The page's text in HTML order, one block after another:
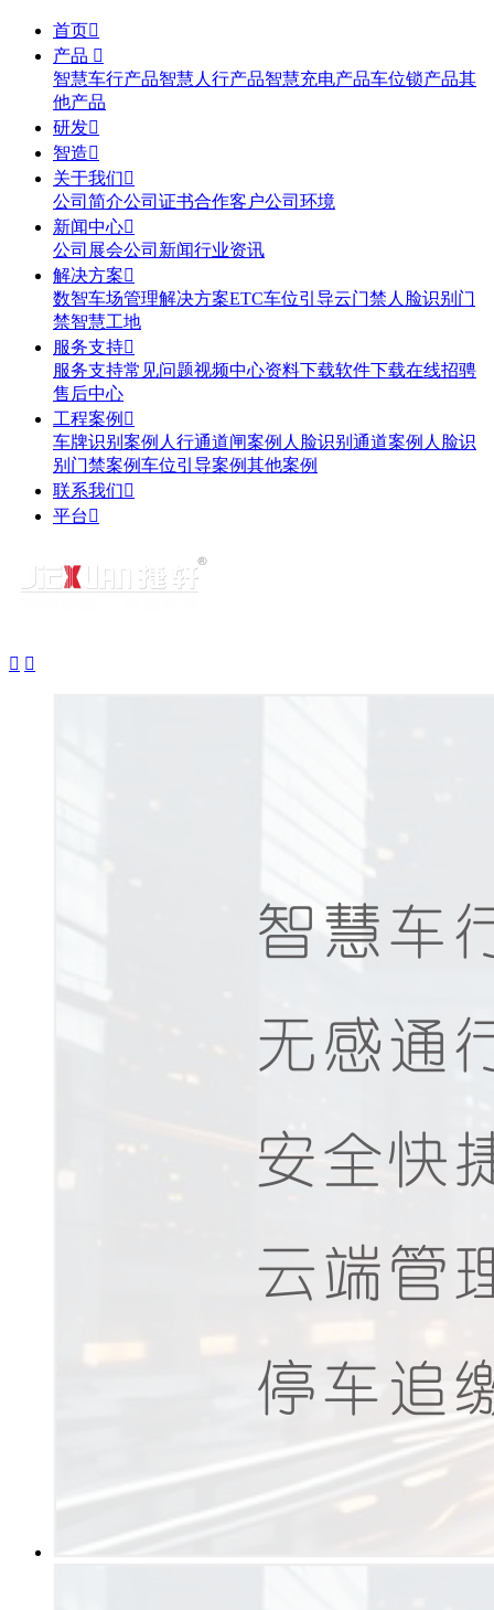
首页
产品 
智慧车行产品智慧人行产品智慧充电产品车位锁产品其
他产品
研发
智造
关于我们
公司简介公司证书合作客户公司环境
新闻中心
公司展会公司新闻行业资讯
解决方案
数智车场管理解决方案ETC车位引导云门禁 人脸识别门
禁智慧工地
服务支持
服务支持常见问题视频中心资料下载软件下载在线招骋
售后中心
工程案例 
车牌识别案例 人行通道闸案例 人脸识别通道案例 人脸识
别门禁案例车位引导案例其他案例
联系我们
平台 
 